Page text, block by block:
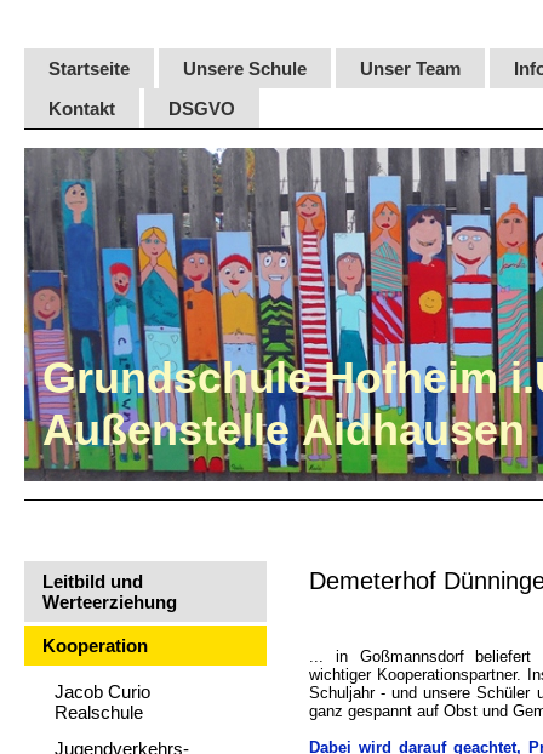
Startseite Unsere Schule Unser Team
Kontakt
DSGVO
Grundschule Hofheim
Außenstelle Aidhausen
Leitbild und
Werteerziehung
Kooperation
Jacob Curio
Realschule
Jugendverkehrs-
Demeterhof
... in Goßmannsdorf
wichtiger Kooperationspartner.
Schuljahr - und unsere Schüler
ganz gespannt auf Obst und
Dabei wird darauf geachtet,